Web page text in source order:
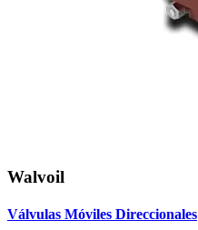
Walvoil
Válvulas Móviles Direccionales